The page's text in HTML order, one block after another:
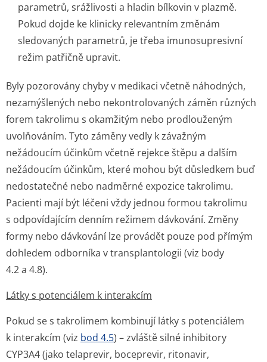
parametrů, srážlivosti a hladin bílkovin v plazmě.
Pokud dojde ke klinicky relevantním změnám
sledovaných parametrů, je třeba imunosupresivní
režim patřičně upravit.
Byly pozorovány chyby v medikaci včetně náhodných,
nezamýšlených nebo nekontrolovaných záměn různých
forem takrolimu s okamžitým nebo prodlouženým
uvolňováním. Tyto záměny vedly k závažným
nežádoucím účinkům včetně rejekce štěpu a dalším
nežádoucím účinkům, které mohou být důsledkem buď
nedostatečné nebo nadměrné expozice takrolimu.
Pacienti mají být léčeni vždy jednou formou takrolimu
s odpovídajícím denním režimem dávkování. Změny
formy nebo dávkování lze provádět pouze pod přímým
dohledem odborníka v transplantologii (viz body
4.2 a 4.8).
Látky s potenciálem k interakcím
Pokud se s takrolimem kombinují látky s potenciálem
k interakcím (viz bod 4.5) – zvláště silné inhibitory
CYP3A4 (jako telaprevir, boceprevir, ritonavir,